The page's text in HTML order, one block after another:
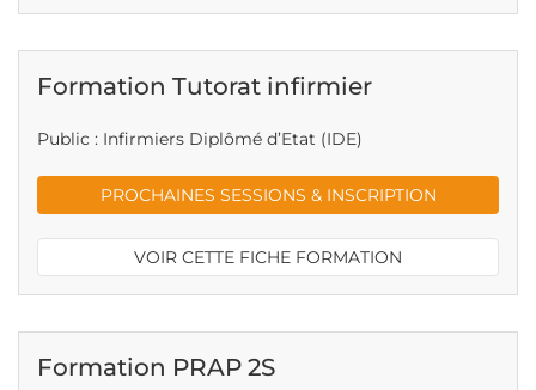
Formation Tutorat infirmier
Public : Infirmiers Diplômé d’Etat (IDE)
PROCHAINES SESSIONS & INSCRIPTION
VOIR CETTE FICHE FORMATION
Formation PRAP 2S